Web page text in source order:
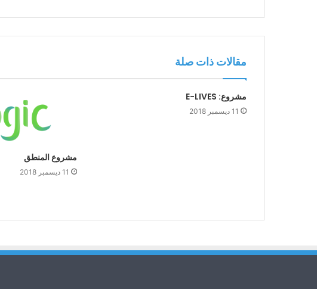
مقالات ذات صلة
مشروع: E-LIVES
11 ديسمبر 2018
مشروع المنطق
11 ديسمبر 2018